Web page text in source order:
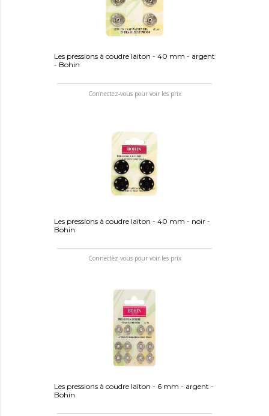
Les pressions à coudre laiton - 40 mm - argent
- Bohin
Connectez-vous pour voir les prix
Les pressions à coudre laiton - 40 mm - noir -
Bohin
Connectez-vous pour voir les prix
Les pressions à coudre laiton - 6 mm - argent -
Bohin